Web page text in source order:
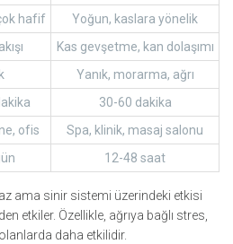
hafif
Yoğun, kaslara yönelik
Kas gevşetme, kan dolaşımı
Yanık, morarma, ağrı
30-60 dakika
ofis
Spa, klinik, masaj salonu
12-48 saat
ama sinir sistemi üzerindeki etkisi
etkiler. Özellikle, ağrıya bağlı stres,
daha etkilidir.